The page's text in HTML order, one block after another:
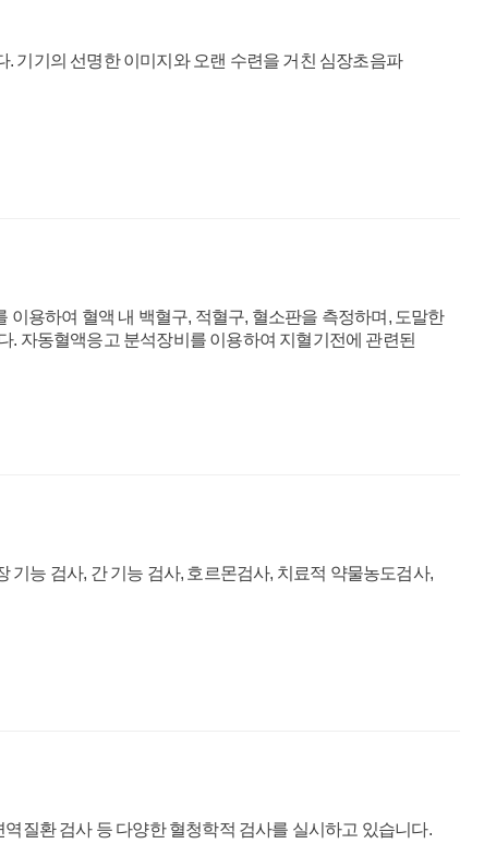
기기의 선명한 이미지와 오랜 수련을 거친 심장초음파
용하여 혈액 내 백혈구, 적혈구, 혈소판을 측정하며, 도말한
자동혈액응고 분석장비를 이용하여 지혈기전에 관련된
능 검사, 간 기능 검사, 호르몬검사, 치료적 약물농도검사,
질환 검사 등 다양한 혈청학적 검사를 실시하고 있습니다.